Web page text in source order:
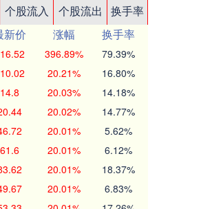
个股流入 个股流出
换手率
新价 涨幅
换手率
396.89% 79.39%
20.21% 16.80%
14.8 20.03% 14.18%
20.02% 14.77%
20.01% 5.62%
61.6 20.01% 6.12%
20.01% 18.37%
20.01% 6.83%